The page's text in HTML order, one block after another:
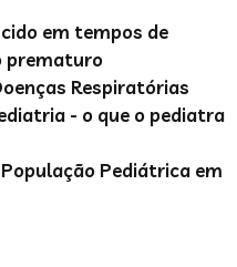
em tempos de
prematuro
Respiratórias
- o que o pediatra
Pediátrica em